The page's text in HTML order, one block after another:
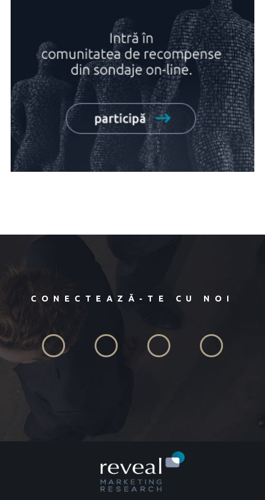
CONECTEAZĂ-TE CU NOI